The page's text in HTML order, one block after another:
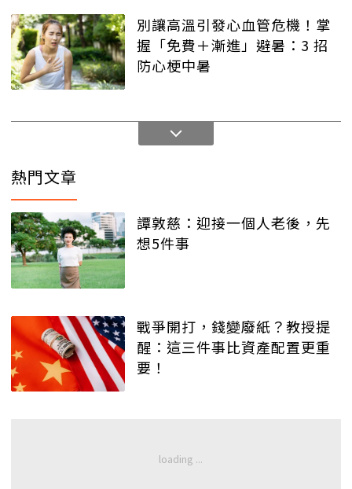
別讓高溫引發心血管危機！掌
握「免費＋漸進」避暑：3 招
防心梗中暑
熱門文章
譚敦慈：迎接一個人老後，先
想5件事
戰爭開打，錢變廢紙？教授提
醒：這三件事比資產配置更重
要！